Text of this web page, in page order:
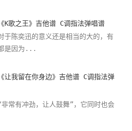
K歌之王》吉他谱 C调指法弹唱谱
于陈奕迅的意义还是相当的大的，有
是因为...
让我留在你身边》吉他谱 C调指法弹
常有冲劲，让人鼓舞”，它同时也会